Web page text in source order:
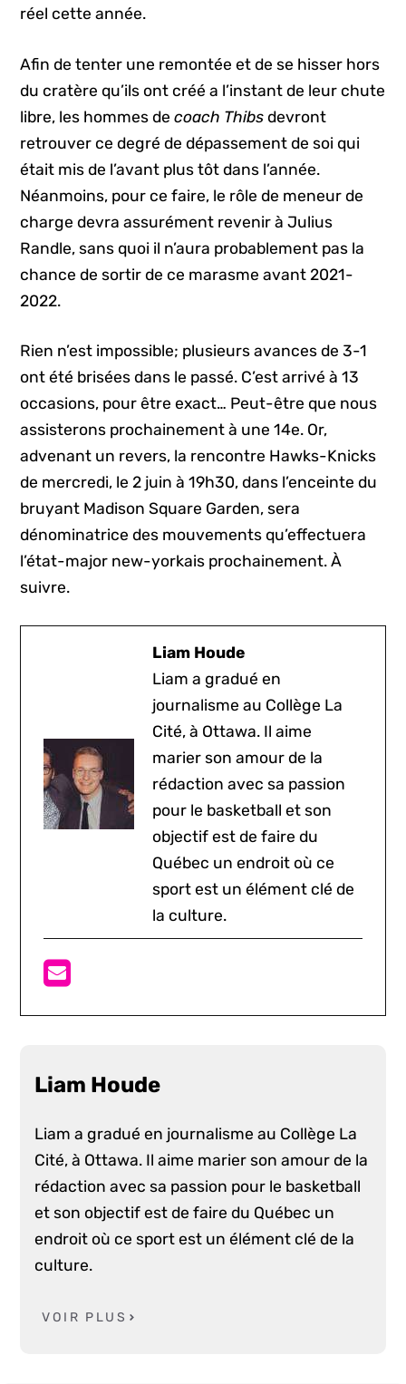
réel cette année.
Afin de tenter une remontée et de se hisser hors
du cratère qu’ils ont créé a l’instant de leur chute
libre, les hommes decoach Thibsdevront
retrouver ce degré de dépassement de soi qui
était mis de l’avant plus tôt dans l’année.
Néanmoins, pour ce faire, le rôle de meneur de
charge devra assurément revenir à Julius
Randle, sans quoi il n’aura probablement pas la
chance de sortir de ce marasme avant 2021-
2022.
Rien n’est impossible; plusieurs avances de 3-1
ont été brisées dans le passé. C’est arrivé à 13
occasions, pour être exact… Peut-être que nous
assisterons prochainement à une 14e. Or,
advenant un revers, la rencontre Hawks-Knicks
de mercredi, le 2 juin à 19h30, dans l’enceinte du
bruyant Madison Square Garden, sera
dénominatrice des mouvements qu’effectuera
l’état-major new-yorkais prochainement. À
suivre.
Liam Houde
Liam a gradué en
journalisme au Collège La
Cité, à Ottawa. Il aime
marier son amour de la
rédaction avec sa passion
pour le basketball et son
objectif est de faire du
Québec un endroit où ce
sport est un élément clé de
la culture.
Liam Houde
Liam a gradué en journalisme au Collège La
Cité, à Ottawa. Il aime marier son amour de la
rédaction avec sa passion pour le basketball
et son objectif est de faire du Québec un
endroit où ce sport est un élément clé de la
culture.
VOIR PLUS